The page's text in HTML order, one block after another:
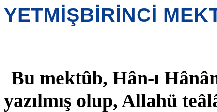
YETMİŞBİRİNCİ
Bu mektûb, Hân-ı
yazılmış olup, Allahü